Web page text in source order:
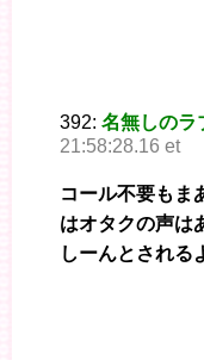
392: 名無しのラ
21:58:28.16 et
コール不要もま
はオタクの声は
しーんとされる